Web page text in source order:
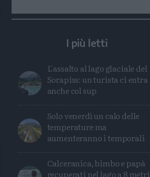
I più letti
L'assalto al lago glaciale del
Sorapiss: un turista ci entra
anche col sup
Solo venerdì un calo delle
temperature ma
aumenteranno i temporali
Calceranica, bimbo e papà
recuperati nel lago a 8 metri